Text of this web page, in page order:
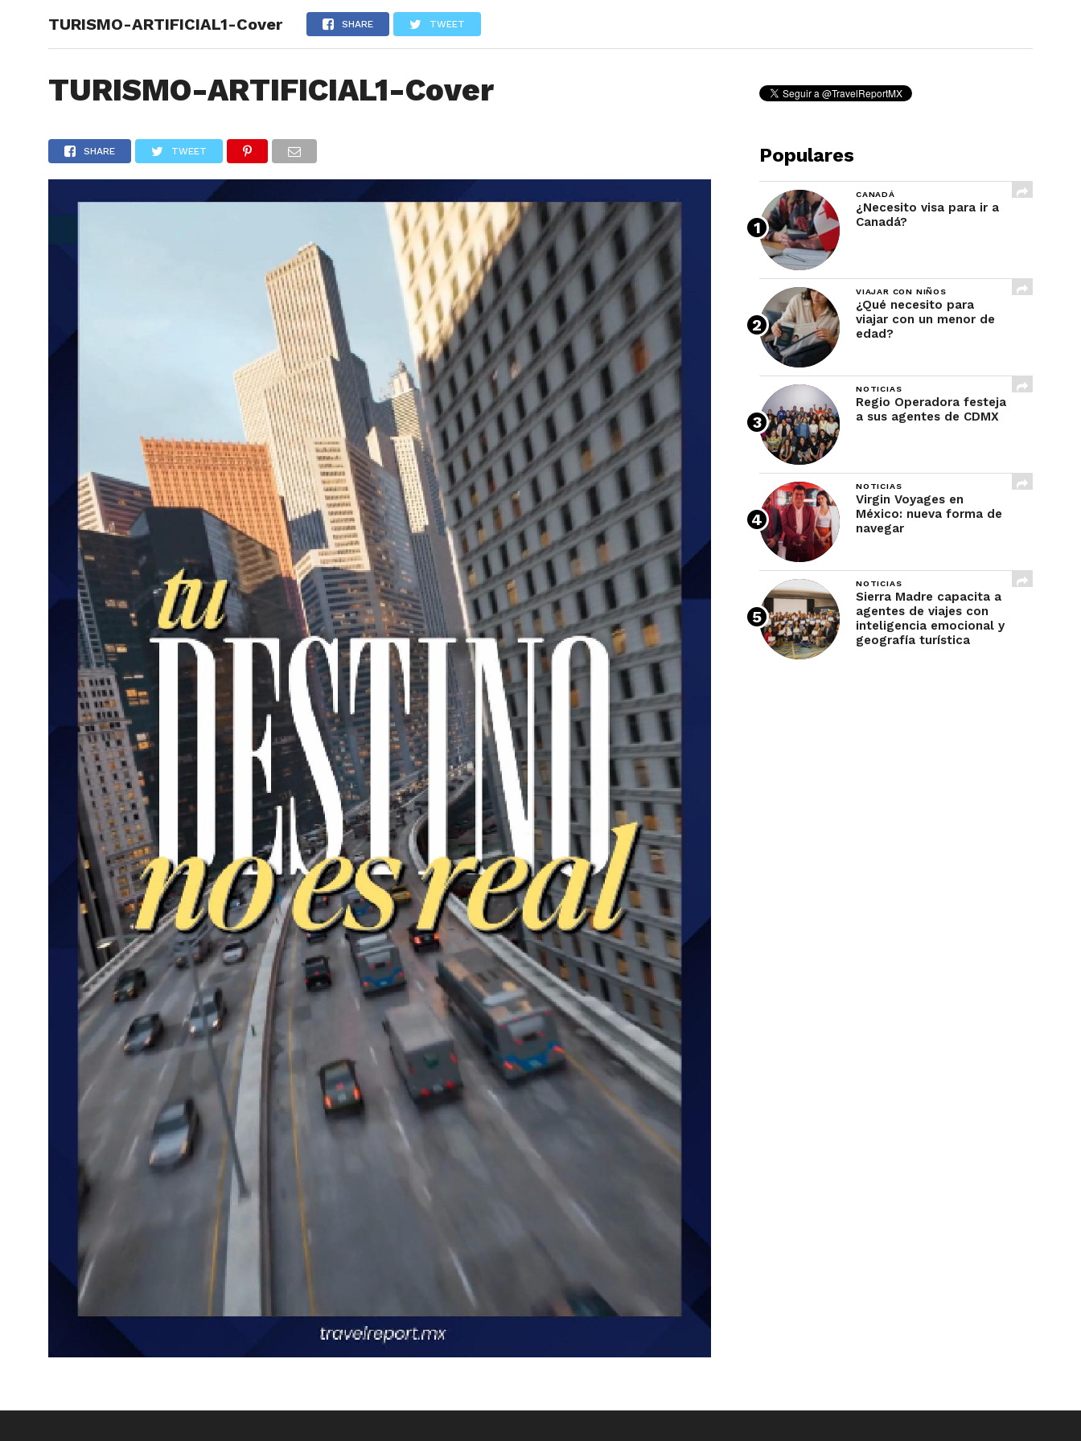
ARTÍCULOS REVIEWS
TURISMO-ARTIFICIAL1-Cover SHARE TWEET
TURISMO-ARTIFICIAL1-Cover
SHARE TWEET Populares
CANADÁ
¿Necesito visa para ir a
Canadá?
VIAJAR CON NIÑOS
¿Qué necesito para
viajar con un menor de
edad?
NOTICIAS
Regio Operadora festeja
a sus agentes de CDMX
NOTICIAS
Virgin Voyages en
México: nueva forma de
navegar
NOTICIAS
Sierra Madre capacita a
agentes de viajes con
inteligencia emocional y
geografía turística